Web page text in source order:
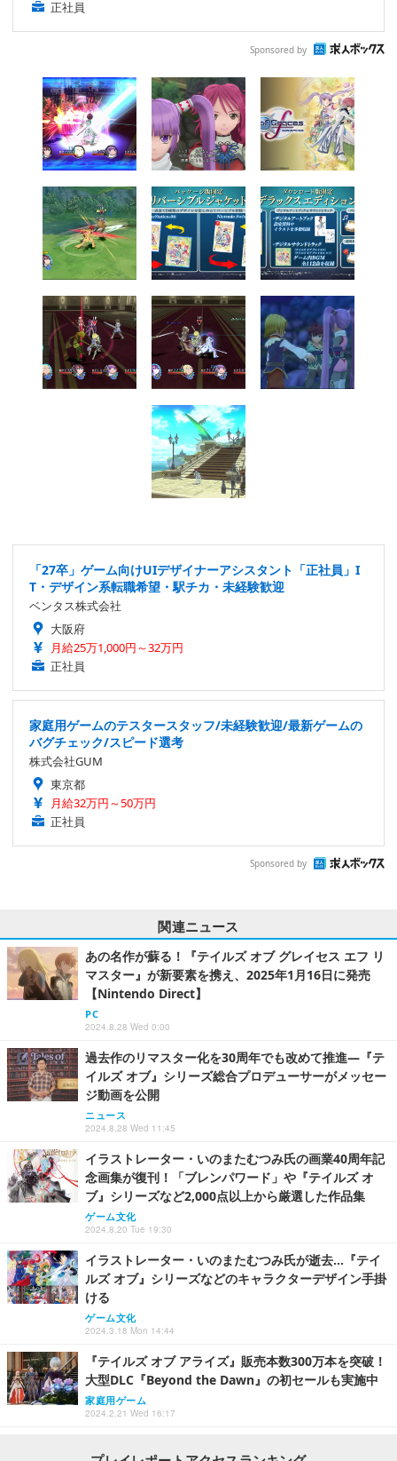
正社員
Sponsored by
「27卒」ゲーム向けUIデザイナーアシスタント「正社員」I
T・デザイン系転職希望・駅チカ・未経験歓迎
ベンタス株式会社
大阪府
月給25万1,000円～32万円
正社員
家庭用ゲームのテスタースタッフ/未経験歓迎/最新ゲームの
バグチェック/スピード選考
株式会社GUM
東京都
月給32万円～50万円
正社員
Sponsored by
関連ニュース
あの名作が蘇る！『テイルズ オブ グレイセス エフ リ
マスター』が新要素を携え、2025年1月16日に発売
【Nintendo Direct】
PC
2024.8.28 Wed 0:00
過去作のリマスター化を30周年でも改めて推進―『テ
イルズ オブ』シリーズ総合プロデューサーがメッセー
ジ動画を公開
ニュース
2024.8.28 Wed 11:45
イラストレーター・いのまたむつみ氏の画業40周年記
念画集が復刊！「ブレンパワード」や『テイルズ オ
ブ』シリーズなど2,000点以上から厳選した作品集
ゲーム文化
2024.8.20 Tue 19:30
イラストレーター・いのまたむつみ氏が逝去…『テイ
ルズ オブ』シリーズなどのキャラクターデザイン手掛
ける
ゲーム文化
2024.3.18 Mon 14:44
『テイルズ オブ アライズ』販売本数300万本を突破！
大型DLC『Beyond the Dawn』の初セールも実施中
家庭用ゲーム
2024.2.21 Wed 16:17